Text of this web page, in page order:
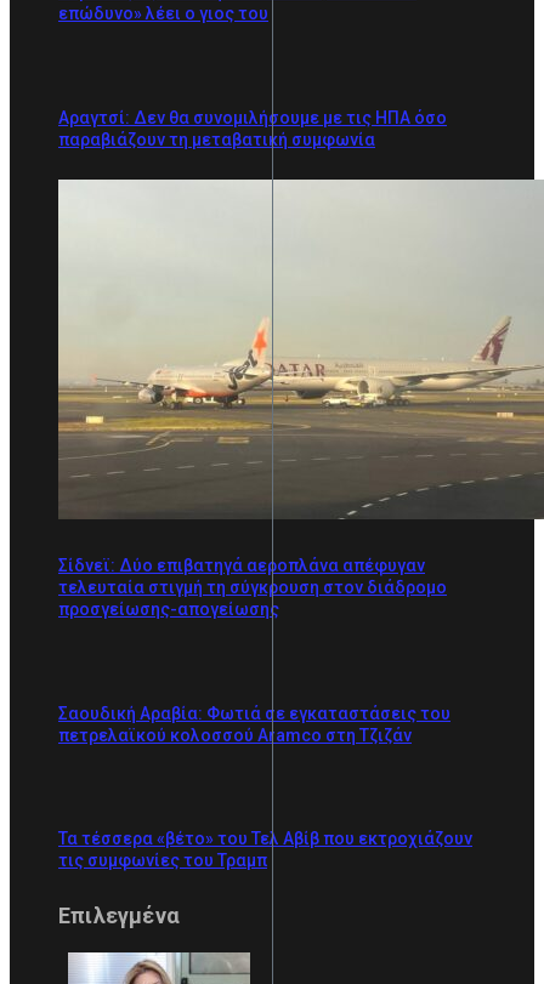
επώδυνο» λέει ο γιος του
Αραγτσί: Δεν θα συνομιλήσουμε με τις ΗΠΑ όσο
παραβιάζουν τη μεταβατική συμφωνία
Σίδνεϊ: Δύο επιβατηγά αεροπλάνα απέφυγαν
τελευταία στιγμή τη σύγκρουση στον διάδρομο
προσγείωσης-απογείωσης
Σαουδική Αραβία: Φωτιά σε εγκαταστάσεις του
πετρελαϊκού κολοσσού Aramco στη Τζιζάν
Τα τέσσερα «βέτο» του Τελ Αβίβ που εκτροχιάζουν
τις συμφωνίες του Τραμπ
Επιλεγμένα